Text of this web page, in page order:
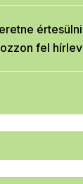
értesülni
fel